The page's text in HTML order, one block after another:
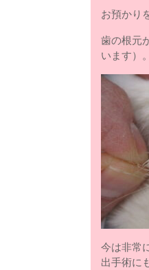
お預かり
歯の根元
います）。
今は非常
出手術に